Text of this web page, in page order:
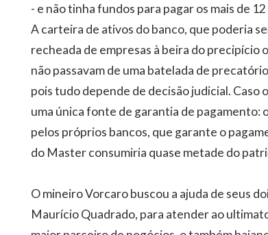
- e não tinha fundos para pagar os mais de
A carteira de ativos do banco, que poderia
recheada de empresas à beira do precipício
não passavam de uma batelada de
pois tudo depende de decisão judicial.
uma única fonte de garantia de pagamento:
pelos próprios bancos, que garante o
do Master consumiria quase metade do
O mineiro Vorcaro buscou a ajuda de seus
Maurício Quadrado, para atender ao